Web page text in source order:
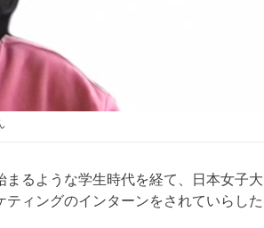
るような学生時代を経て、日本女子大
ィングのインターンをされていらした